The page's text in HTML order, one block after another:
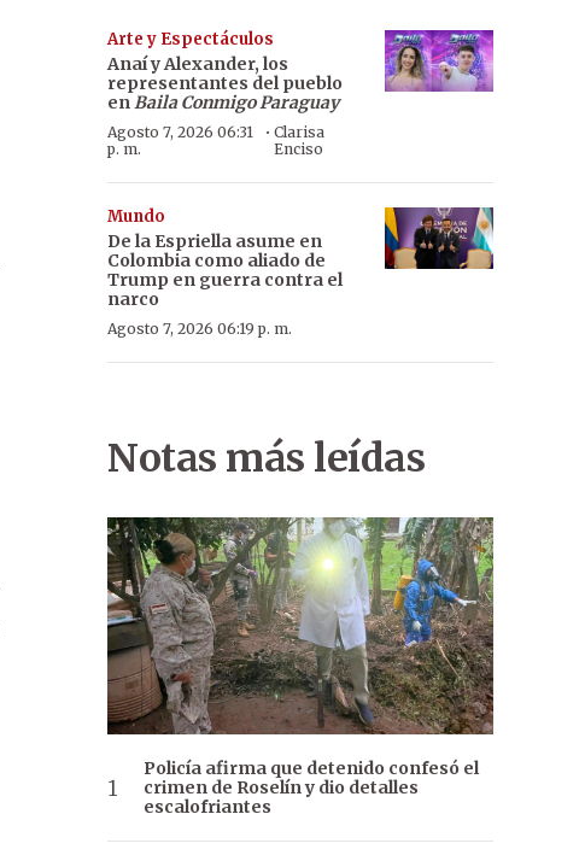
Arte y Espectáculos
Anaí y Alexander, los
representantes del pueblo
enBaila Conmigo Paraguay
Agosto 7, 2026 06:31
p. m.
· Clarisa
Enciso
Mundo
De la Espriella asume en
Colombia como aliado de
Trump en guerra contra el
narco
Agosto 7, 2026 06:19 p. m.
Notas más leídas
Policía afirma que detenido confesó el
crimen de Roselín y dio detalles
escalofriantes